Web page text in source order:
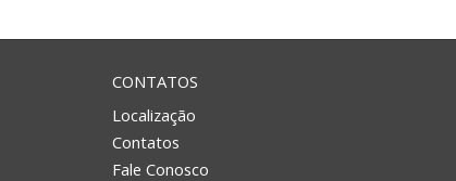
CONTATOS
Localização
Contatos
Fale Conosco